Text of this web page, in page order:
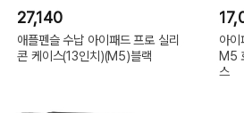
27,140
애플펜슬 수납 아이패드 프로 실리
콘 케이스(13인치)(M5)블랙
아
M5
스